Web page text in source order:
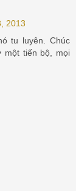
2013
tu luyên. Chúc
một tiến bộ, mọi